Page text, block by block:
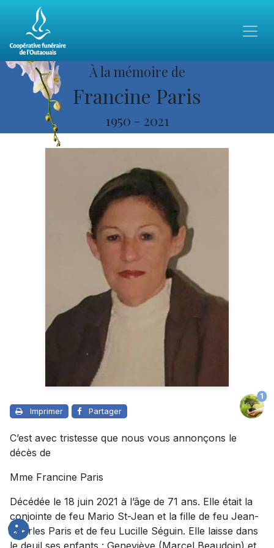
À la mémoire de
Francine Paris
1950 - 2021
Imprimer Partager
1
C’est avec tristesse que nous vous annonçons le
décès de
Mme Francine Paris
Décédée le 18 juin 2021 à l’âge de 71 ans. Elle était la
conjointe de feu Mario St-Jean et la fille de feu Jean-
Charles Paris et de feu Lucille Séguin. Elle laisse dans